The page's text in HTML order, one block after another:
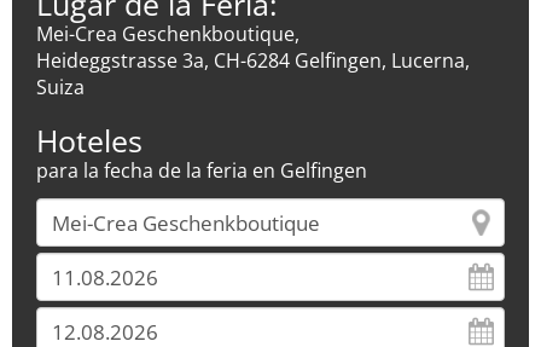
Mei-Crea Geschenkboutique,
Heideggstrasse 3a, CH-6284 Gelfingen, Lucerna,
Suiza
Hoteles
para la fecha de la feria en Gelfingen